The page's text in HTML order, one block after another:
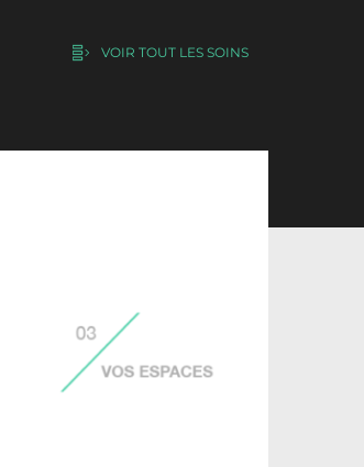
VOIR TOUT LES SOINS